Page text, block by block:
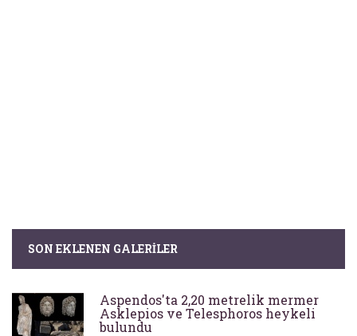
SON EKLENEN GALERILER
Aspendos'ta 2,20 metrelik mermer
Asklepios ve Telesphoros heykeli
bulundu